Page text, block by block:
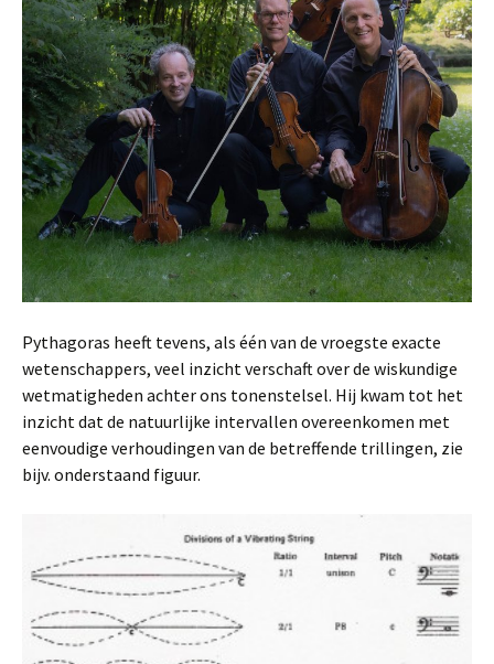
Pythagoras heeft tevens, als één van de vroegste exacte
wetenschappers, veel inzicht verschaft over de wiskundige
wetmatigheden achter ons tonenstelsel. Hij kwam tot het
inzicht dat de natuurlijke intervallen overeenkomen met
eenvoudige verhoudingen van de betreffende trillingen, zie
bijv. onderstaand figuur.